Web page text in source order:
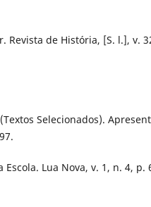
Revista de História, [S. l.], v.
(Textos Selecionados).
Escola. Lua Nova, v. 1, n. 4, p.